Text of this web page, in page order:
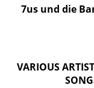
7us und die
VARIOUS